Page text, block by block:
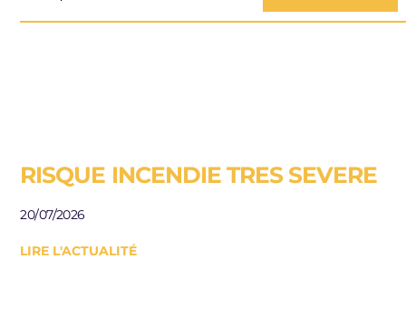
RISQUE INCENDIE TRES SEVERE
LIRE L'ACTUALITÉ
20/07/2026